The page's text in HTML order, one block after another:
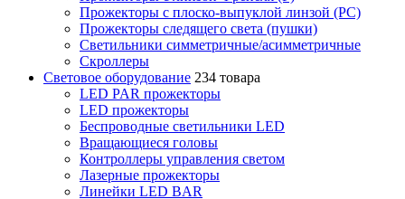
Прожекторы с плоско-выпуклой линзой (PC)
Прожекторы следящего света (пушки)
Светильники симметричные/асимметричные
Скроллеры
Световое оборудование 234 товара
LED PAR прожекторы
LED прожекторы
Беспроводные светильники LED
Вращающиеся головы
Контроллеры управления светом
Лазерные прожекторы
Линейки LED BAR